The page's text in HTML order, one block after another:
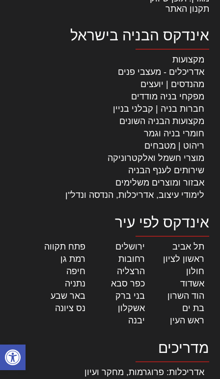
פתח
תקנון האתר
אינדקס הבניה בישראל
מקצועות
אדריכלים - מעצבי פנים
מהנדסים | יועצים
מפקחי בניה מודדים
חברות בניה | קבלני בניין
מקצועות הבניה השונים
חומרי בניה וגמר
ריהוט | מטבחים
מוצרי חשמל ואלקטרוניקה
שירותים לענף הבניה
אבזור ומוצרים משלימים
לימודי עיצוב, אדריכלות, הנדסה ונדל"ן
אינדקס לפי עיר
תל אביב ירושלים פתח תקווה
ראשון לציון
רחובות רמת גן
חולון
הרצליה חיפה
אשדוד
כפר סבא נתניה
הוד השרון
בני ברק באר שבע
בת ים
אשקלון נס ציונה
ראש העין
יבנה
מדריכים
אדריכלות: פרוגרמות, מחקר ועיון